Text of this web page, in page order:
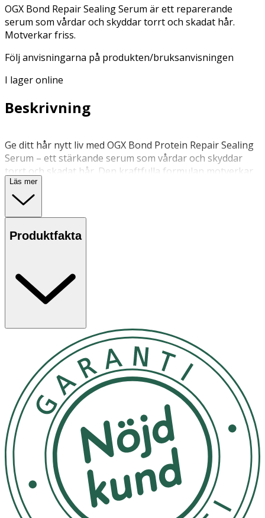
OGX Bond Repair Sealing Serum är ett reparerande
serum som vårdar och skyddar torrt och skadat hår.
Motverkar friss.
Följ anvisningarna på produkten/bruksanvisningen
I lager online
Beskrivning
Ge ditt hår nytt liv med OGX Bond Protein Repair Sealing
Serum – ett stärkande serum som vårdar och skyddar
torrt och skadat hår. Den kraftfulla formulan motverkar
friss, stärker hårets struktur och gör det mjukare,
smidigare och mer motståndskraftigt. Med Bond Protein
teknologi, arbetar serumet på djupet samtidigt som det
skyddar och förseglar ytan för ett friskare och mer
och synbart resultat. Dess lätta formula absorberas
snabbt och kan lämnas kvar i håret över natten – utan
att kännas kladdig eller tynga ner. För bästa resultat,
en komplett hårrutin som rengör, återfuktar, stärker och
Applicera en liten mängd hårserum i händerna före
sänggåendet, fördela jämnt genom att arbeta in det i
fuktigt eller torrt hår från topparna och uppåt. Låt verka
över natten – ingen sköljning behövs. För bästa resultat,
kombinera med hela OGX Bond Protein Repair-serien för
att rengöra, vårda, reparera och skydda ditt hår. Varning:
Använd endast enligt anvisningarna. Undvik kontakt med
ögonen. Skölj omedelbart vid kontakt.
Förvara i rumstemperatur på en välventilerad plats,
skyddad från direkt solljus och värme. Förvaras
oåtkomligt för barn.
Läs mer
Produktfakta